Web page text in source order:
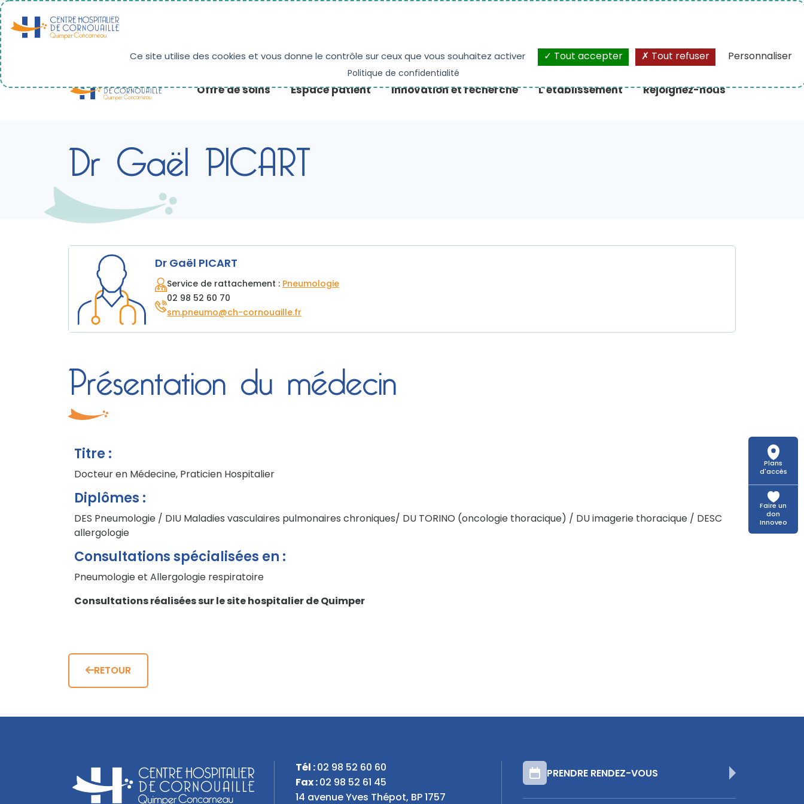
RÉSULTATS D'IMAGERIE
Offre de soins Espace patient Innovation et recherche L’établissement Rejoignez-nous
Plans
d'accès
Faire un
don
Innoveo
Dr Gaël PICART
Dr Gaël PICART
Service de rattachement : Pneumologie
02 98 52 60 70
sm.pneumo@ch-cornouaille.fr
Présentation du médecin
Titre :
Docteur en Médecine, Praticien Hospitalier
Diplômes :
DES Pneumologie / DIU Maladies vasculaires pulmonaires chroniques/ DU TORINO (oncologie thoracique) / DU imagerie thoracique / DESC
allergologie
Consultations spécialisées en :
Pneumologie et Allergologie respiratoire
Consultations réalisées sur le site hospitalier de Quimper
RETOUR
Tél : 02 98 52 60 60
Fax : 02 98 52 61 45
14 avenue Yves Thépot, BP 1757
PRENDRE RENDEZ-VOUS
Panneau de gestion des cookies
Ce site utilise des cookies et vous donne le contrôle sur ceux que vous souhaitez activer Tout accepter Tout refuser Personnaliser
Politique de confidentialité